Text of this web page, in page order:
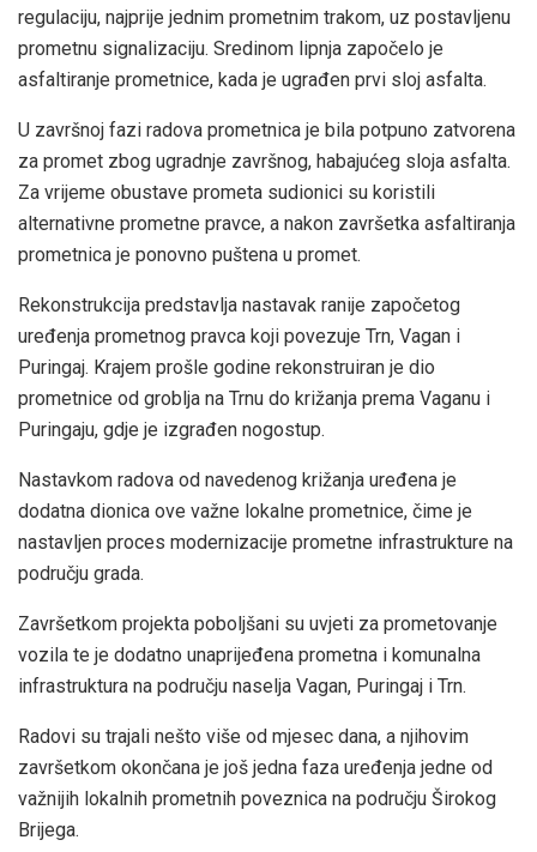
regulaciju, najprije jednim prometnim trakom, uz postavljenu
prometnu signalizaciju. Sredinom lipnja započelo je
asfaltiranje prometnice, kada je ugrađen prvi sloj asfalta.
U završnoj fazi radova prometnica je bila potpuno zatvorena
za promet zbog ugradnje završnog, habajućeg sloja asfalta.
Za vrijeme obustave prometa sudionici su koristili
alternativne prometne pravce, a nakon završetka asfaltiranja
prometnica je ponovno puštena u promet.
Rekonstrukcija predstavlja nastavak ranije započetog
uređenja prometnog pravca koji povezuje Trn, Vagan i
Puringaj. Krajem prošle godine rekonstruiran je dio
prometnice od groblja na Trnu do križanja prema Vaganu i
Puringaju, gdje je izgrađen nogostup.
Nastavkom radova od navedenog križanja uređena je
dodatna dionica ove važne lokalne prometnice, čime je
nastavljen proces modernizacije prometne infrastrukture na
području grada.
Završetkom projekta poboljšani su uvjeti za prometovanje
vozila te je dodatno unaprijeđena prometna i komunalna
infrastruktura na području naselja Vagan, Puringaj i Trn.
Radovi su trajali nešto više od mjesec dana, a njihovim
završetkom okončana je još jedna faza uređenja jedne od
važnijih lokalnih prometnih poveznica na području Širokog
Brijega.